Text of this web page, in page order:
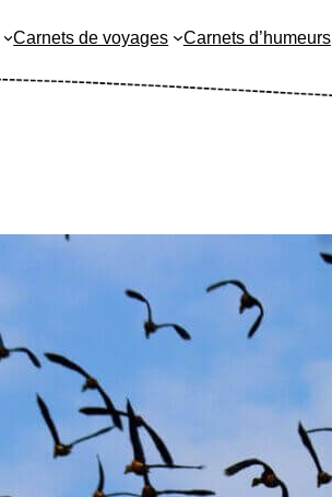
Carnets de voyages Carnets d’humeurs